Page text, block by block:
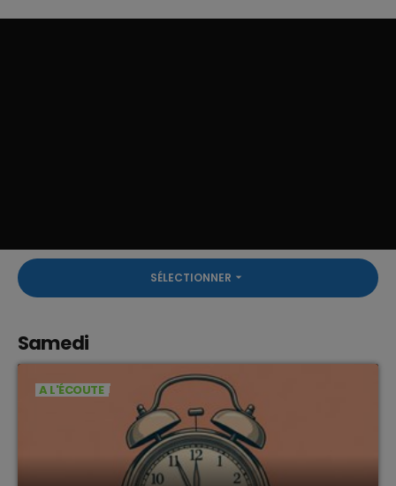
SÉLECTIONNER arrow_drop_down
Samedi
A L'ÉCOUTE